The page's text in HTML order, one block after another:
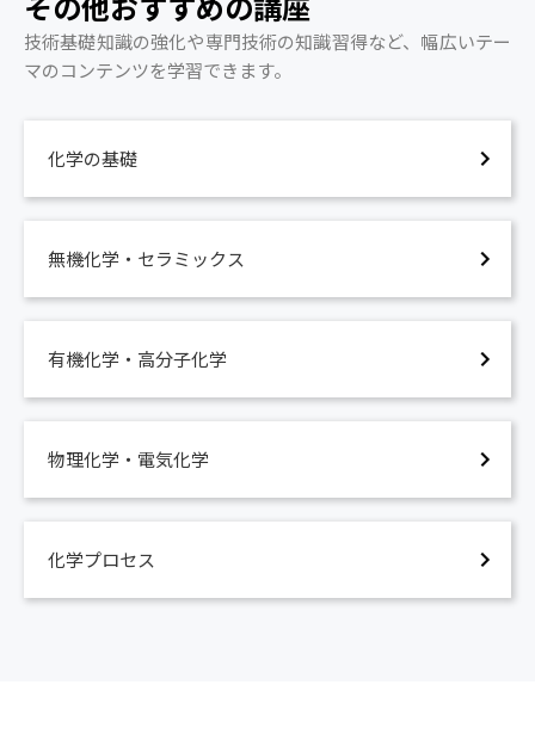
触媒生産量
工業触媒の組成
石油化学製品の製造
食塩電気分解
製品及びセラミックス、無機化学工業
なるほど！有機化学・高分子化学
有機化合物と合成、高分子化合物と合成、天然有機
なるほど！物理化学・電気化学
化学熱力学、酸化と還元、電池の化学、金属材料の
なるほど！分析化学・環境化学
なるほど！化学プロセス
化学工学基礎Ⅰ 流動混合分離、化学工学基礎Ⅱ
反応攪拌混合、化学反応と触媒、化学製品とプロセス
基礎
5. なるほど！品質管理
品質管理、品質、管理、QC的考え方、改善と問題解
決、統計的考え方、QC七つ道具
技術基礎知識の強化や専門技術の知識習得など、幅広いテー
マのコンテンツを学習できます。
化学の基礎
無機化学・セラミックス
有機化学・高分子化学
物理化学・電気化学
化学プロセス